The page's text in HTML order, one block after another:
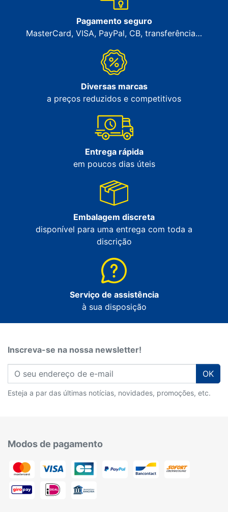
Pagamento seguro
MasterCard, VISA, PayPal, CB, transferência…
Diversas marcas
a preços reduzidos e competitivos
Entrega rápida
em poucos dias úteis
Embalagem discreta
disponível para uma entrega com toda a
discrição
Serviço de assistência
à sua disposição
Inscreva-se na nossa newsletter!
OK
Esteja a par das últimas notícias, novidades, promoções, etc.
Modos de pagamento